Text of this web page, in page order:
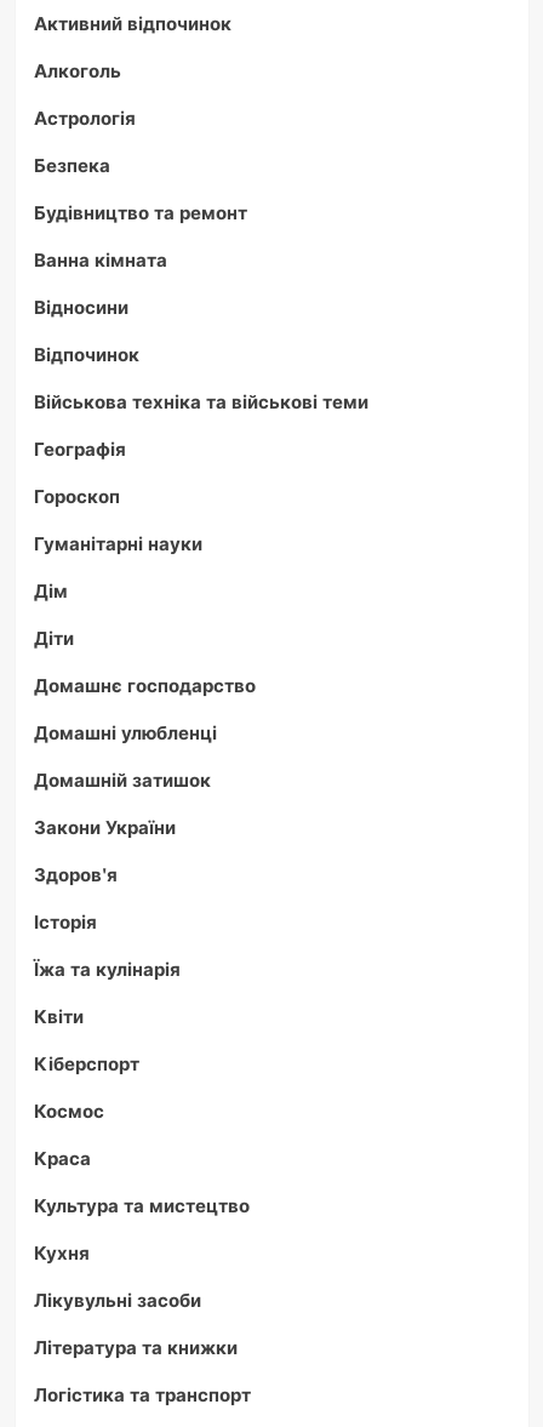
Активний відпочинок
Алкоголь
Астрологія
Безпека
Будівництво та ремонт
Ванна кімната
Відносини
Відпочинок
Військова техніка та військові теми
Географія
Гороскоп
Гуманітарні науки
Дім
Діти
Домашнє господарство
Домашні улюбленці
Домашній затишок
Закони України
Здоров'я
Історія
Їжа та кулінарія
Квіти
Кіберспорт
Космос
Краса
Культура та мистецтво
Кухня
Лікувульні засоби
Література та книжки
Логістика та транспорт